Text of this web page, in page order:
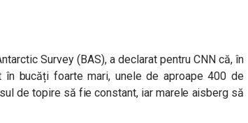
Survey (BAS), a declarat pentru CNN că, în
bucăți foarte mari, unele de aproape 400 de
de topire să fie constant, iar marele aisberg să